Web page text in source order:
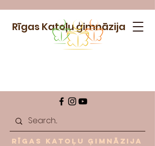
Rīgas Katoļu ģimnāzija
Rīgas Katoļu ģimnāzija